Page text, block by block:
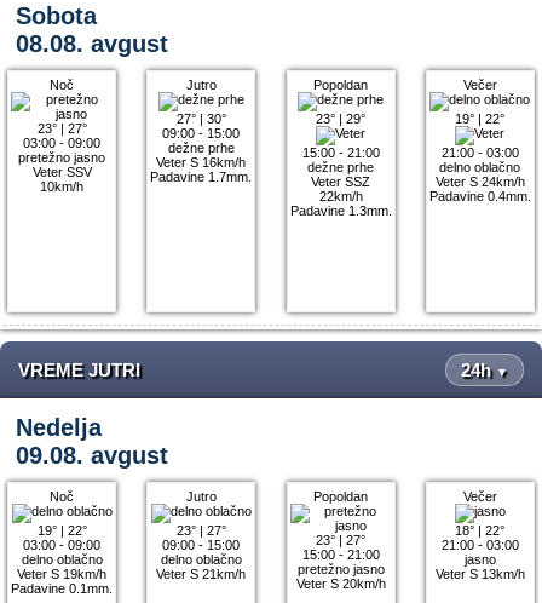
Sobota
08.08. avgust
Noč
23°| 27°
03:00 - 09:00
pretežno jasno
Veter SSV
10km/h
Jutro
27°| 30°
09:00 - 15:00
dežne prhe
Veter S 16km/h
Padavine 1.7mm.
Popoldan
23° |29°
15:00 - 21:00
dežne prhe
Veter SSZ
22km/h
Padavine 1.3mm.
Večer
19° |22°
21:00 - 03:00
delno oblačno
Veter S 24km/h
Padavine 0.4mm.
VREME JUTRI 24h ▼
Nedelja
09.08. avgust
Noč
19°| 22°
03:00 - 09:00
delno oblačno
Veter S 19km/h
Padavine 0.1mm.
Jutro
23°| 27°
09:00 - 15:00
delno oblačno
Veter S 21km/h
Popoldan
23° |27°
15:00 - 21:00
pretežno jasno
Veter S 20km/h
Večer
18° |22°
21:00 - 03:00
jasno
Veter S 13km/h